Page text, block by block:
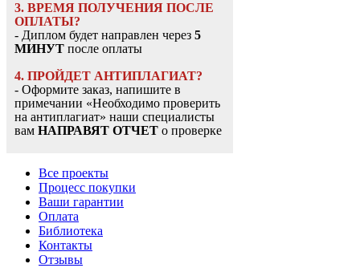
3. ВРЕМЯ ПОЛУЧЕНИЯ ПОСЛЕ
ОПЛАТЫ?
- Диплом будет направлен через 5
МИНУТ после оплаты
4. ПРОЙДЕТ АНТИПЛАГИАТ?
- Оформите заказ, напишите в
примечании «Необходимо проверить
на антиплагиат» наши специалисты
вам НАПРАВЯТ ОТЧЕТ о проверке
Все проекты
Процесс покупки
Ваши гарантии
Оплата
Библиотека
Контакты
Отзывы